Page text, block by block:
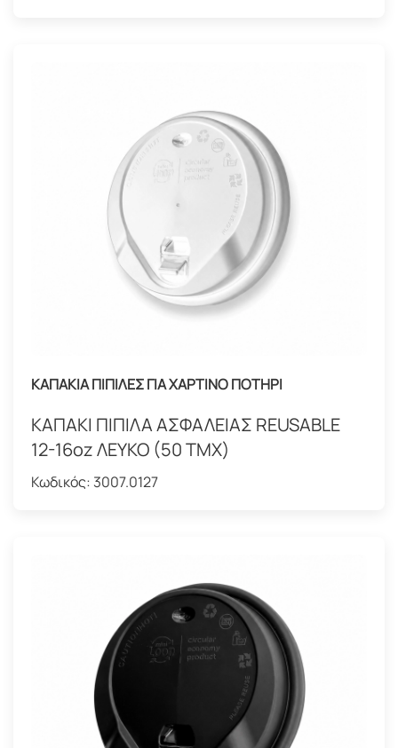
ΚΑΠΑΚΙΑ ΠΙΠΙΛΕΣ ΓΙΑ ΧΑΡΤΙΝΟ ΠΟΤΗΡΙ
ΚΑΠΑΚΙ ΠΙΠΙΛΑ ΑΣΦΑΛΕΙΑΣ REUSABLE
12-16oz ΛΕΥΚΟ (50 ΤΜΧ)
Κωδικός: 3007.0127